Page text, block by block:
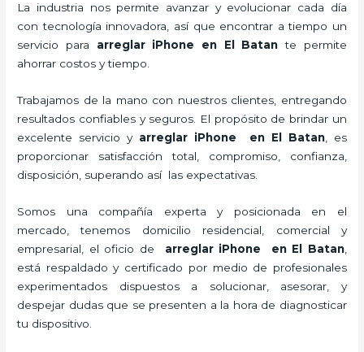
La industria nos permite avanzar y evolucionar cada día
con tecnología innovadora, así que encontrar a tiempo un
servicio para arreglar iPhone en El Batan te permite
ahorrar costos y tiempo.
Trabajamos de la mano con nuestros clientes, entregando
resultados confiables y seguros. El propósito de brindar un
excelente servicio y arreglar iPhone en El Batan, es
proporcionar satisfacción total, compromiso, confianza,
disposición, superando así las expectativas.
Somos una compañía experta y posicionada en el
mercado, tenemos domicilio residencial, comercial y
empresarial, el oficio de arreglar iPhone en El Batan,
está respaldado y certificado por medio de profesionales
experimentados dispuestos a solucionar, asesorar, y
despejar dudas que se presenten a la hora de diagnosticar
tu dispositivo.